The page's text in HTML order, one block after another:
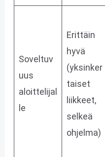
Soveltuv
uus
aloittelijal
le
Erittäin
hyvä
(yksinker
taiset
liikkeet,
selkeä
ohjelma)